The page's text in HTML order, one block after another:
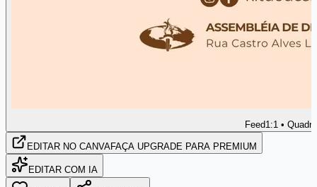
Feed1:1 •
EDITAR NO CANVAFAÇA UPGRADE PARA PREMIUM
EDITAR COM IA